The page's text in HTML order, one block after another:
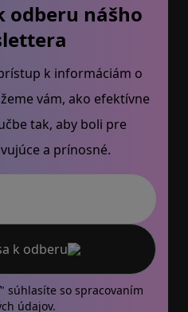
odberu nášho
k informáciám o
vám, ako efektívne
tak, aby boli pre
a prínosné.
k odberu
súhlasíte so spracovaním
údajov.